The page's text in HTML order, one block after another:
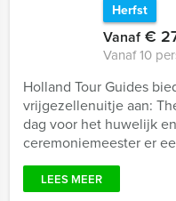
Herfst
Vanaf€
Vanaf 10
Holland Tour Guides
vrijgezellenuitje aan:
dag voor het huwelijk
ceremoniemeester er
LEES MEER